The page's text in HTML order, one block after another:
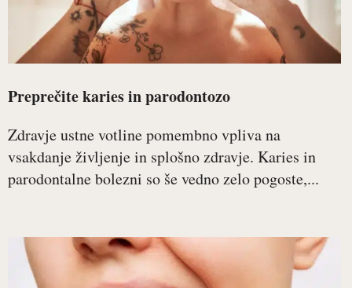
Preprečite karies in parodontozo
Zdravje ustne votline pomembno vpliva na
vsakdanje življenje in splošno zdravje. Karies in
parodontalne bolezni so še vedno zelo pogoste,...